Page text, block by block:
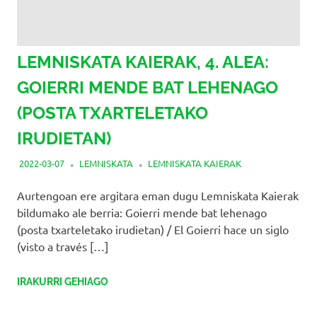
LEMNISKATA KAIERAK, 4. ALEA:
GOIERRI MENDE BAT LEHENAGO
(POSTA TXARTELETAKO
IRUDIETAN)
2022-03-07 LEMNISKATA LEMNISKATA KAIERAK
Aurtengoan ere argitara eman dugu Lemniskata Kaierak
bildumako ale berria: Goierri mende bat lehenago
(posta txarteletako irudietan) / El Goierri hace un siglo
(visto a través […]
IRAKURRI GEHIAGO